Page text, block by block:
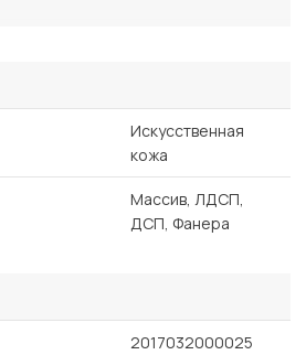
Искусственная
кожа
Массив, ЛДСП,
ДСП, Фанера
2017032000025